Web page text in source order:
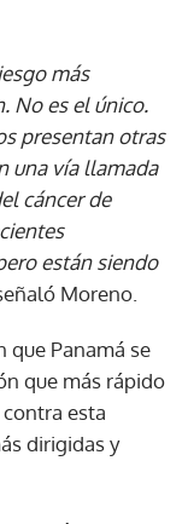
más
No es el único.
presentan otras
una vía llamada
cáncer de
están siendo
Moreno.
que Panamá se
que más rápido
esta
dirigidas y